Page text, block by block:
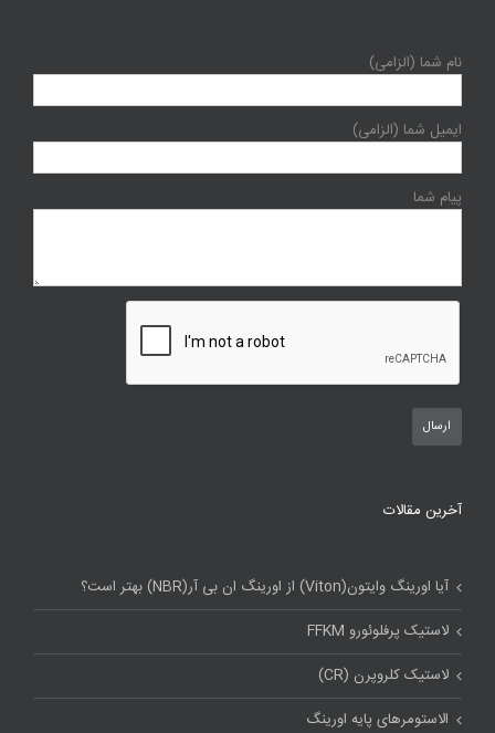
نام شما (الزامی)
ایمیل شما (الزامی)
پیام شما
آخرین مقالات
آیا اورینگ وایتون(Viton) از اورینگ ان بی آر(NBR) بهتر است؟
لاستیک پرفلوئورو FFKM
لاستیک کلروپرن (CR)
الاستومرهای پایه اورینگ